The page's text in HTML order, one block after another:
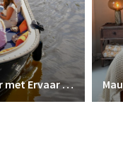
Ervaar Breda vanaf het water met Ervaar Breda